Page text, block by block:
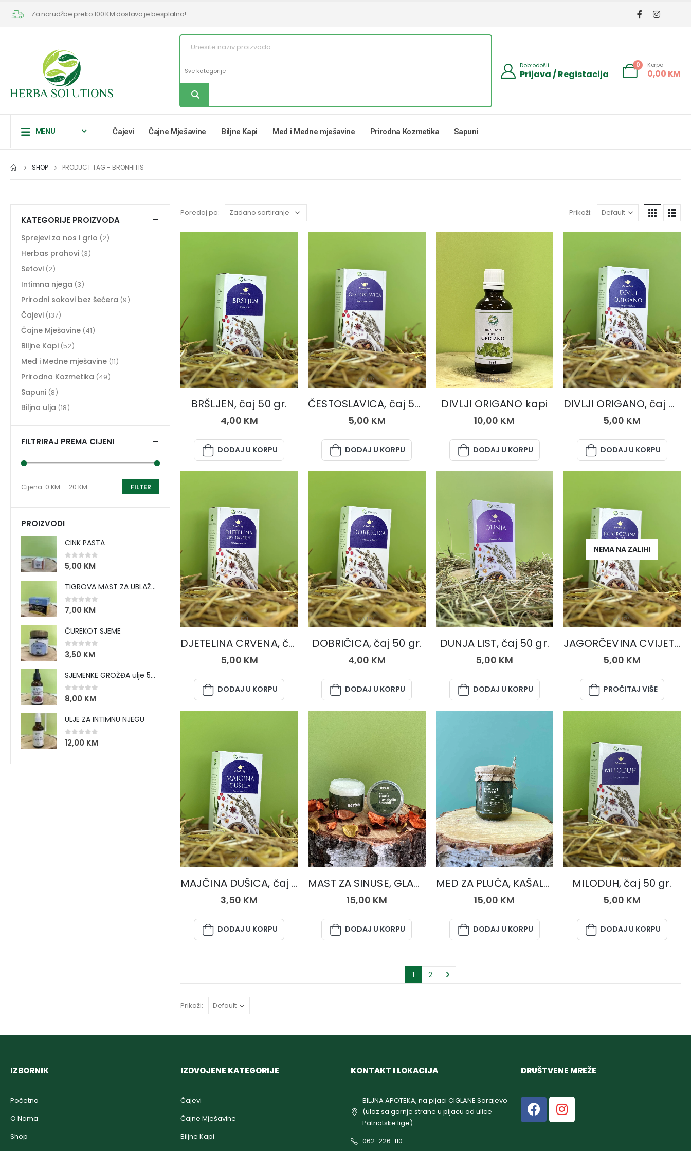
Za narudžbe preko 100 KM dostava je besplatna!
Dobrodošli
Prijava / Registacija
0 Korpa
0,00 KM
MENU Čajevi Čajne Mješavine Biljne Kapi Med i Medne mješavine Prirodna Kozmetika Sapuni
SHOP PRODUCT TAG - BRONHITIS
Poredaj po: Prikaži:
ČAJEVI
BRŠLJEN, čaj 50 gr.
4,00 KM
DODAJ U KORPU
ČAJEVI
ČESTOSLAVICA, čaj 50 gr.
5,00 KM
DODAJ U KORPU
BILJNE KAPI
DIVLJI ORIGANO kapi
10,00 KM
DODAJ U KORPU
ČAJEVI
DIVLJI ORIGANO, čaj 50 gr.
5,00 KM
DODAJ U KORPU
ČAJEVI
DJETELINA CRVENA, čaj 50 gr.
5,00 KM
DODAJ U KORPU
ČAJEVI
DOBRIČICA, čaj 50 gr.
4,00 KM
DODAJ U KORPU
ČAJEVI
DUNJA LIST, čaj 50 gr.
5,00 KM
DODAJ U KORPU
NEMA NA ZALIHI
ČAJEVI
JAGORČEVINA CVIJET, čaj 50 gr.
5,00 KM
PROČITAJ VIŠE
ČAJEVI
MAJČINA DUŠICA, čaj 50 gr.
3,50 KM
DODAJ U KORPU
PRIRODNA KOZMETIKA
MAST ZA SINUSE, GLAVOBOLJU I BRONHITIS
15,00 KM
DODAJ U KORPU
MED I MEDNE MJEŠAVINE
MED ZA PLUĆA, KAŠALJ I GRLOBOLJU 250 gr.
15,00 KM
DODAJ U KORPU
ČAJEVI
MILODUH, čaj 50 gr.
5,00 KM
DODAJ U KORPU
1 2
Prikaži:
KATEGORIJE PROIZVODA
Sprejevi za nos i grlo (2)
Herbas prahovi (3)
Setovi (2)
Intimna njega (3)
Prirodni sokovi bez šećera (9)
Čajevi (137)
Čajne Mješavine (41)
Biljne Kapi (52)
Med i Medne mješavine (11)
Prirodna Kozmetika (49)
Sapuni (8)
Biljna ulja (18)
FILTRIRAJ PREMA CIJENI
FILTER
Cijena: 0 KM — 20 KM
PROIZVODI
CINK PASTA
0 out of 5
5,00 KM
TIGROVA MAST ZA UBLAŽAVANJE BOLOVA I ZAGRIJAVANJE MIŠIĆA
0 out of 5
7,00 KM
ČUREKOT SJEME
0 out of 5
3,50 KM
SJEMENKE GROŽĐA ulje 50 ml
0 out of 5
8,00 KM
ULJE ZA INTIMNU NJEGU
0out of 5
12,00 KM
IZBORNIK
Početna
O Nama
Shop
IZDVOJENE KATEGORIJE
Čajevi
Čajne Mješavine
Biljne Kapi
KONTAKT I LOKACIJA
BILJNA APOTEKA, na pijaci CIGLANE Sarajevo
(ulaz sa gornje strane u pijacu od ulice
Patriotske lige)
062-226-110
DRUŠTVENE MREŽE